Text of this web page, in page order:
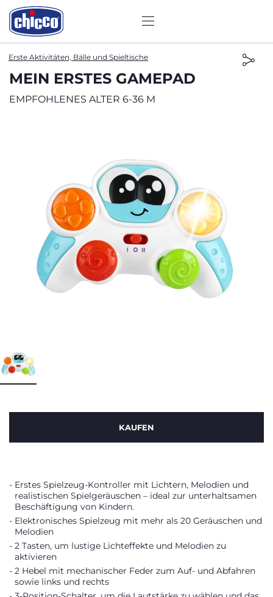
Erste Aktivitäten, Bälle und Spieltische
MEIN ERSTES GAMEPAD
EMPFOHLENES ALTER 6-36 M
KAUFEN
Erstes Spielzeug-Kontroller mit Lichtern, Melodien und
realistischen Spielgeräuschen – ideal zur unterhaltsamen
Beschäftigung von Kindern.
Elektronisches Spielzeug mit mehr als 20 Geräuschen und
Melodien
2 Tasten, um lustige Lichteffekte und Melodien zu
aktivieren
2 Hebel mit mechanischer Feder zum Auf- und Abfahren
sowie links und rechts